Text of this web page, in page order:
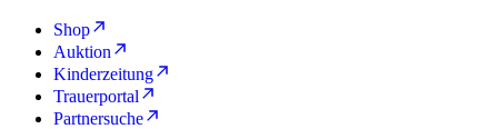
Shop
Auktion
Kinderzeitung
Trauerportal
Partnersuche